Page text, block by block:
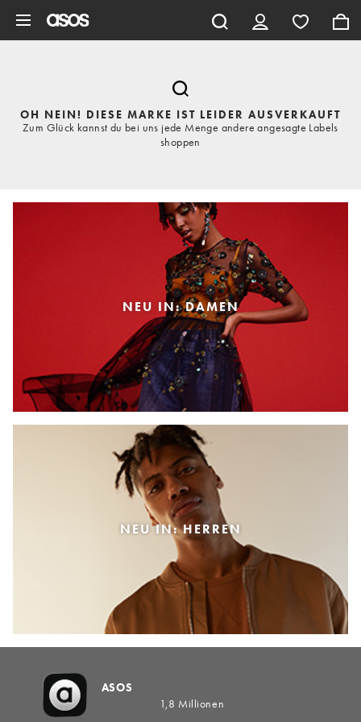
OH NEIN! DIESE MARKE IST LEIDER AUSVERKAUFT
Zum Glück kannst du bei uns jede Menge andere angesagte Labels
shoppen
NEU IN: DAMEN
NEU IN: HERREN
ASOS
1,8 Millionen